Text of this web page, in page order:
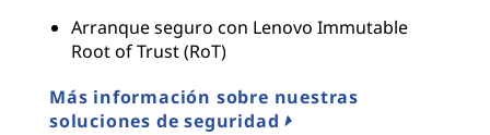
Arranque seguro con Lenovo Immutable
Root of Trust (RoT)
Más información sobre nuestras
soluciones de seguridad